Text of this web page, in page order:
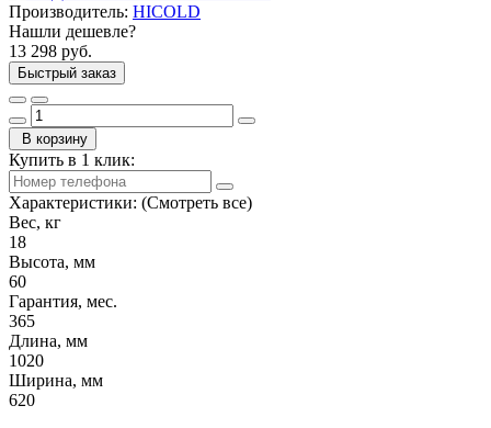
Производитель: HICOLD
Нашли дешевле?
13 298 руб.
Быстрый заказ
В корзину
Купить в 1 клик:
Характеристики: (Смотреть все)
Вес, кг
18
Высота, мм
60
Гарантия, мес.
365
Длина, мм
1020
Ширина, мм
620